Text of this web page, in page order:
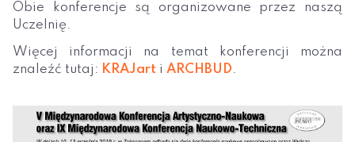
Obie konferencje są organizowane przez naszą
Uczelnię.
Więcej informacji na temat konferencji można
znaleźć tutaj: KRAJart i ARCHBUD.